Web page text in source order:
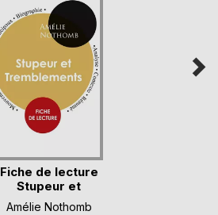
Fiche de lecture
Stupeur et
Trembl(...)
Amélie Nothomb